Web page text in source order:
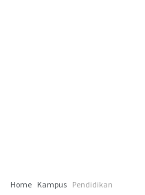
Home Kampus Pendidikan